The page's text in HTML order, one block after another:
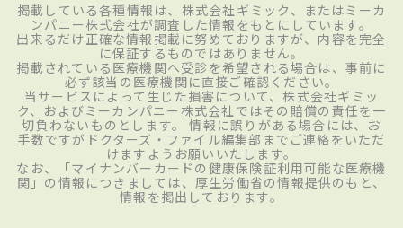
掲載している各種情報は、株式会社ギミック、またはミーカ
ンパニー株式会社が調査した情報をもとにしています。
出来るだけ正確な情報掲載に努めておりますが、内容を完全
に保証するものではありません。
掲載されている医療機関へ受診を希望される場合は、事前に
必ず該当の医療機関に直接ご確認ください。
当サービスによって生じた損害について、株式会社ギミッ
ク、およびミーカンパニー株式会社ではその賠償の責任を一
切負わないものとします。 情報に誤りがある場合には、お
手数ですがドクターズ・ファイル編集部までご連絡をいただ
けますようお願いいたします。
なお、「マイナンバーカードの健康保険証利用可能な医療機
関」の情報につきましては、厚生労働省の情報提供のもと、
情報を掲出しております。